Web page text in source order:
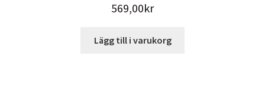
569,00kr
Lägg till i varukorg